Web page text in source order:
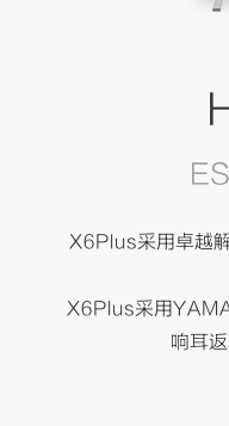
X6Plus采用卓越
X6Plus采用
响耳